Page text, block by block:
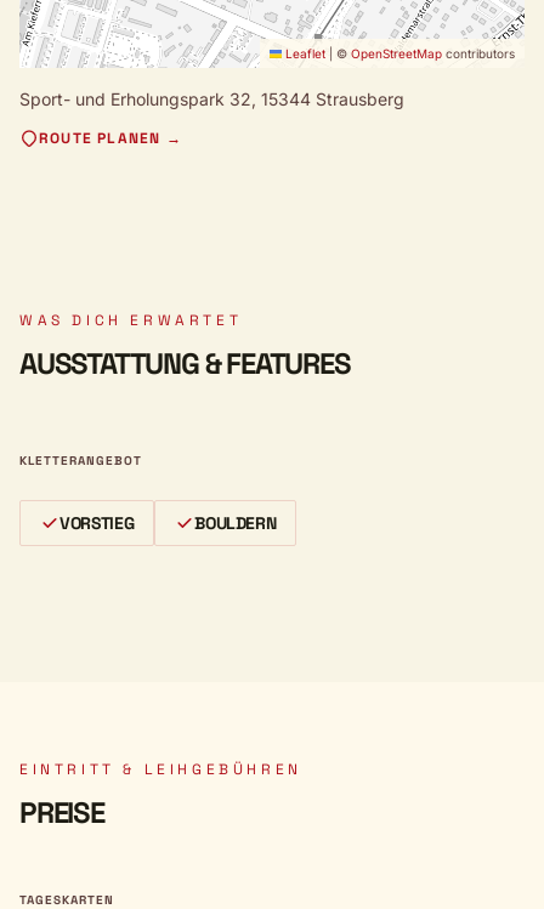
Leaflet © OpenStreetMap contributors
Sport- und Erholungspark 32, 15344 Strausberg
ROUTE PLANEN →
WAS DICH ERWARTET
AUSSTATTUNG & FEATURES
KLETTERANGEBOT
VORSTIEG BOULDERN
EINTRITT & LEIHGEBÜHREN
PREISE
TAGESKARTEN